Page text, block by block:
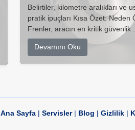
Belirtiler, kilometre aralıkları ve
pratik ipuçları Kısa Özet: Neden
Frenler, aracın en kritik güvenlik ...
Devamını Oku
Ana Sayfa| Servisler| Blog | Gizlilik|